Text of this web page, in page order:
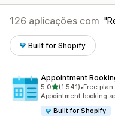
126 aplicações com
Built for Shopify
Appointment
5,0de 5 estrelas
(1.541)
1541 total de•Free
Appointment booking
Built for Shopify